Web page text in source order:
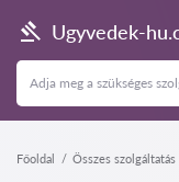
Ugyvedek-
Főoldal Összes szolgáltatás